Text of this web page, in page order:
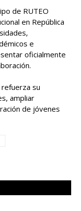
de RUTEO
en República
e
oficialmente
refuerza su
ampliar
de jóvenes